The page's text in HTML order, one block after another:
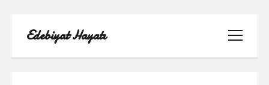
Edebiyat Hayatı
menüyü
aç